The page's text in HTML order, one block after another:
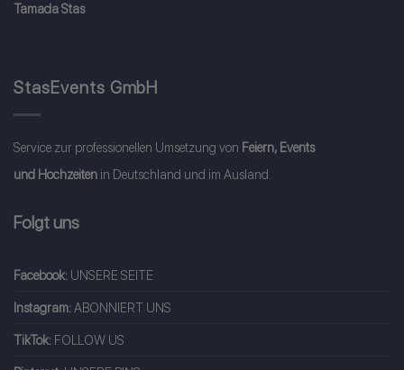
Tamada Stas
StasEvents GmbH
Service zur professionellen Umsetzung von Feiern, Events
und Hochzeiten in Deutschland und im Ausland.
Folgt uns
Facebook: UNSERE SEITE
Instagram:ABONNIERT UNS
TikTok: FOLLOW US